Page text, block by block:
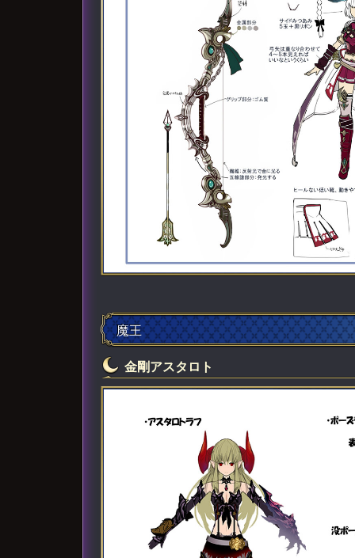
魔王
金剛アスタロト